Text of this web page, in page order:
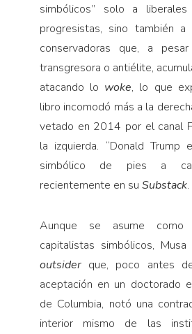
simbólicos” solo a
progresistas, sino también a
conservadoras que, a
transgresora o antiélite,
atacando lo woke, lo que
libro incomodó más a la
vetado en 2014 por el canal
la izquierda. “Donald Trump
simbólico de pies a
recientemente en su Substack.
Aunque se asume
capitalistas simbólicos,
outsiderque, poco antes
aceptación en un doctorado
de Columbia, notó una
interior mismo de las